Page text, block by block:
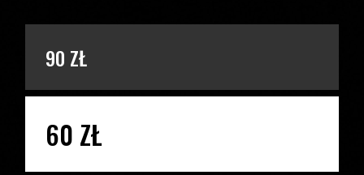
90 ZŁ
60 ZŁ
PODAJ KWOTĘ